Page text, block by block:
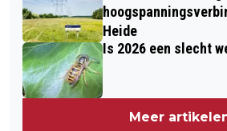
Heide
Is 2026 een slecht
Meer